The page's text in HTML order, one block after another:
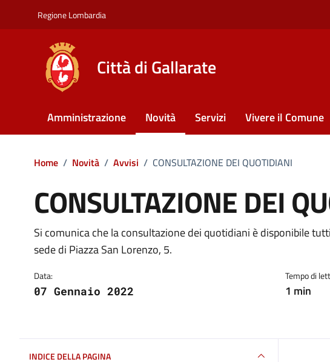
Regione Lombardia
Città di Gallarate
Amministrazione Novità Servizi Vivere il Comune
Home / Novità / Avvisi / CONSULTAZIONE DEI QUOTIDIANI
CONSULTAZIONE DEI
Dettagli della notizia
Si comunica che la consultazione dei quotidiani è disponibile
sede di Piazza San Lorenzo, 5.
Data:
07 Gennaio 2022
Tempo di
1 min
INDICE DELLA PAGINA